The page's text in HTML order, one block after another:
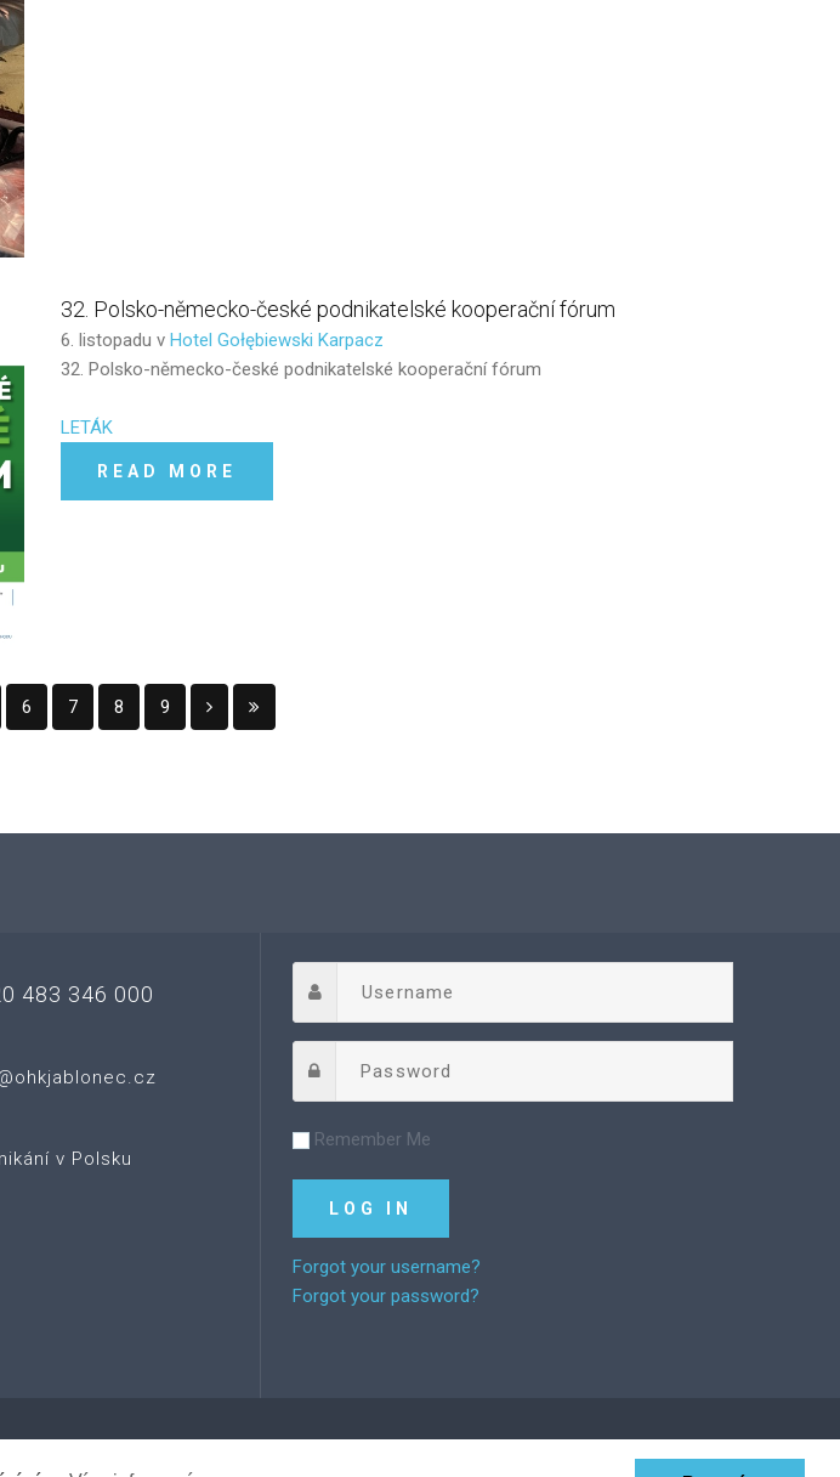
32. Polsko-německo-české podnikatelské kooperačnífórum
6. listopadu v Hotel Gołębiewski Karpacz
32. Polsko-německo-české podnikatelské kooperační fórum
LETÁK
READ MORE
6 7 8 9
483 346 000
v Polsku
Remember Me
Forgot your username?
Forgot your password?